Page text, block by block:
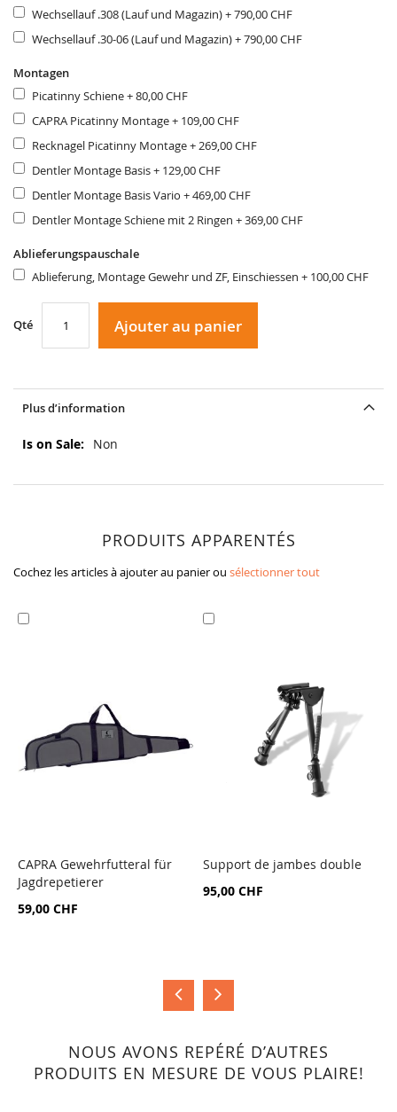
Wechsellauf .308 (Lauf und Magazin)+790,00 CHF
Wechsellauf .30-06 (Lauf und Magazin)+790,00 CHF
Montagen
Picatinny Schiene+80,00 CHF
CAPRA Picatinny Montage+ 109,00 CHF
Recknagel Picatinny Montage+269,00 CHF
Dentler Montage Basis+ 129,00 CHF
Dentler Montage Basis Vario +469,00 CHF
Dentler Montage Schiene mit 2 Ringen +369,00 CHF
Ablieferungspauschale
Ablieferung, Montage Gewehr und ZF, Einschiessen + 100,00 CHF
Qté Ajouter au panier
Plus d’information
Plus
Non
PRODUITS APPARENTÉS
Cochez les articles à ajouter au panier ou sélectionner tout
AJOUTER
AU
CAPRA Gewehrfutteral für
Jagdrepetierer
59,00 CHF
AJOUTER
Support de jambes double
95,00 CHF
NOUS AVONS REPÉRÉ D’AUTRES
PRODUITS EN MESURE DE VOUS PLAIRE!